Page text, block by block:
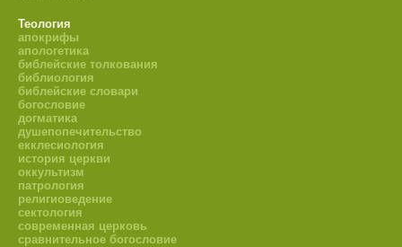
Теология
апокрифы
апологетика
библейские толкования
библиология
библейские словари
богословие
догматика
душепопечительство
екклесиология
история церкви
оккультизм
патрология
религиоведение
сектология
современная церковь
сравнительное богословие